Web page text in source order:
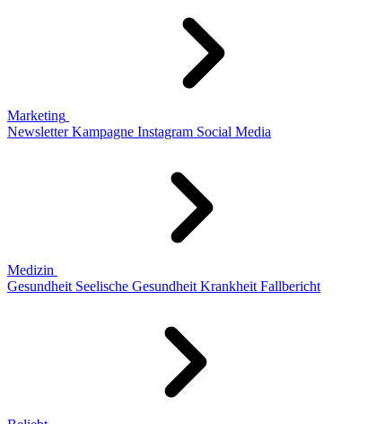
Marketing
Newsletter Kampagne Instagram Social Media
Medizin
Gesundheit Seelische Gesundheit Krankheit Fallbericht